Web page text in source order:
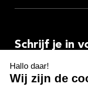
Schrijf je in
E-
mailadres